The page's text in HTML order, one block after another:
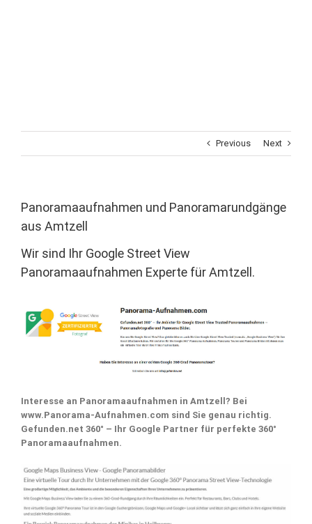
Previous Next
Panoramaaufnahmen und Panoramarundgänge
aus Amtzell
Wir sind Ihr Google Street View
Panoramaaufnahmen Experte für Amtzell.
Interesse an Panoramaaufnahmen in Amtzell? Bei
www.Panorama-Aufnahmen.com sind Sie genau richtig.
Gefunden.net 360° – Ihr Google Partner für perfekte 360°
Panoramaaufnahmen.